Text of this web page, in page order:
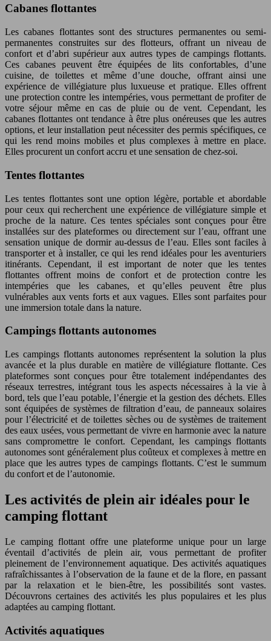
Cabanes flottantes
Les cabanes flottantes sont des structures permanentes ou semi-
permanentes construites sur des flotteurs, offrant un niveau de
confort et d’abri supérieur aux autres types de campings flottants.
Ces cabanes peuvent être équipées de lits confortables, d’une
cuisine, de toilettes et même d’une douche, offrant ainsi une
expérience de villégiature plus luxueuse et pratique. Elles offrent
une protection contre les intempéries, vous permettant de profiter de
votre séjour même en cas de pluie ou de vent. Cependant, les
cabanes flottantes ont tendance à être plus onéreuses que les autres
options, et leur installation peut nécessiter des permis spécifiques, ce
qui les rend moins mobiles et plus complexes à mettre en place.
Elles procurent un confort accru et une sensation de chez-soi.
Tentes flottantes
Les tentes flottantes sont une option légère, portable et abordable
pour ceux qui recherchent une expérience de villégiature simple et
proche de la nature. Ces tentes spéciales sont conçues pour être
installées sur des plateformes ou directement sur l’eau, offrant une
sensation unique de dormir au-dessus de l’eau. Elles sont faciles à
transporter et à installer, ce qui les rend idéales pour les aventuriers
itinérants. Cependant, il est important de noter que les tentes
flottantes offrent moins de confort et de protection contre les
intempéries que les cabanes, et qu’elles peuvent être plus
vulnérables aux vents forts et aux vagues. Elles sont parfaites pour
une immersion totale dans la nature.
Campings flottants autonomes
Les campings flottants autonomes représentent la solution la plus
avancée et la plus durable en matière de villégiature flottante. Ces
plateformes sont conçues pour être totalement indépendantes des
réseaux terrestres, intégrant tous les aspects nécessaires à la vie à
bord, tels que l’eau potable, l’énergie et la gestion des déchets. Elles
sont équipées de systèmes de filtration d’eau, de panneaux solaires
pour l’électricité et de toilettes sèches ou de systèmes de traitement
des eaux usées, vous permettant de vivre en harmonie avec la nature
sans compromettre le confort. Cependant, les campings flottants
autonomes sont généralement plus coûteux et complexes à mettre en
place que les autres types de campings flottants. C’est le summum
du confort et de l’autonomie.
Les activités de plein air idéales pour le
camping flottant
Le camping flottant offre une plateforme unique pour un large
éventail d’activités de plein air, vous permettant de profiter
pleinement de l’environnement aquatique. Des activités aquatiques
rafraîchissantes à l’observation de la faune et de la flore, en passant
par la relaxation et le bien-être, les possibilités sont vastes.
Découvrons certaines des activités les plus populaires et les plus
adaptées au camping flottant.
Activités aquatiques